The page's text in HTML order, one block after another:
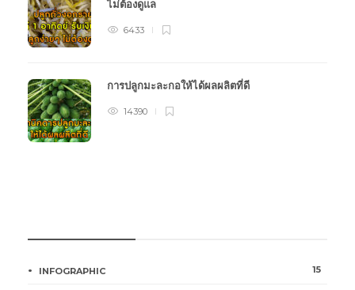
ไม่ต้องดูแล
6433
การปลูกมะละกอให้ได้ผลผลิตที่ดี
14390
INFOGRAPHIC 15